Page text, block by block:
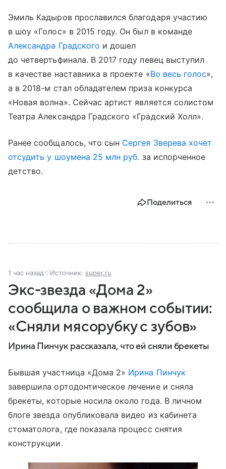
Эмиль Кадыров прославился благодаря участию
в шоу «Голос» в 2015 году. Он был в команде
Александра Градского и дошел
до четвертьфинала. В 2017 году певец выступил
в качестве наставника в проекте «Во весь голос»,
а в 2018-м стал обладателем приза конкурса
«Новая волна». Сейчас артист является солистом
Театра Александра Градского «Градский Холл».
Ранее сообщалось, что сын Сергея Зверева хочет
отсудить у шоумена 25 млн руб. за испорченное
детство.
Поделиться
1 час назад Источник: super.ru
Экс-звезда «Дома 2»
сообщила о важном событии:
«Сняли мясорубку с зубов»
Ирина Пинчук рассказала, что ей сняли брекеты
Бывшая участница «Дома 2» Ирина Пинчук
завершила ортодонтическое лечение и сняла
брекеты, которые носила около года. В личном
блоге звезда опубликовала видео из кабинета
стоматолога, где показала процесс снятия
конструкции.